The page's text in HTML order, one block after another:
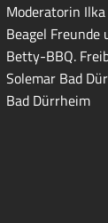
Moderatorin
Beagel Freunde
Betty-BBQ.
Solemar Bad
Bad Dürrheim